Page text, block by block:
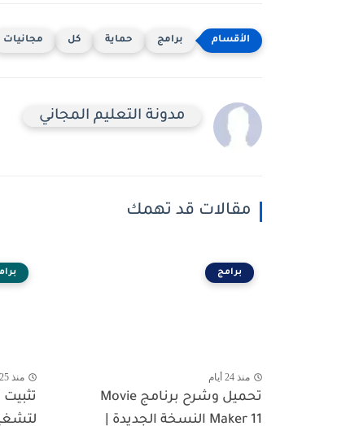
برامج حماية كل مجانيات
مدونة التعليم المجاني
مقالات قد تهمك
برامج
منذ 24 أيام
تحميل وشرح برنامج Movie
Maker 11 النسخة الجديدة |
منذ 25 أيام